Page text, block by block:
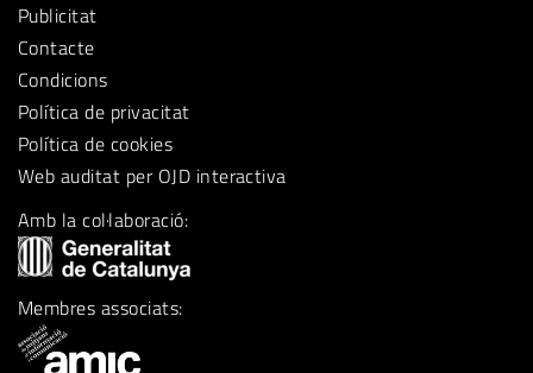
Publicitat
Contacte
Condicions
Política de privacitat
Política de cookies
Web auditat per OJD interactiva
Amb la col·laboració:
Membres associats: